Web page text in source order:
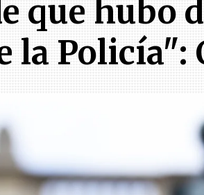
que hubo
la Policía":